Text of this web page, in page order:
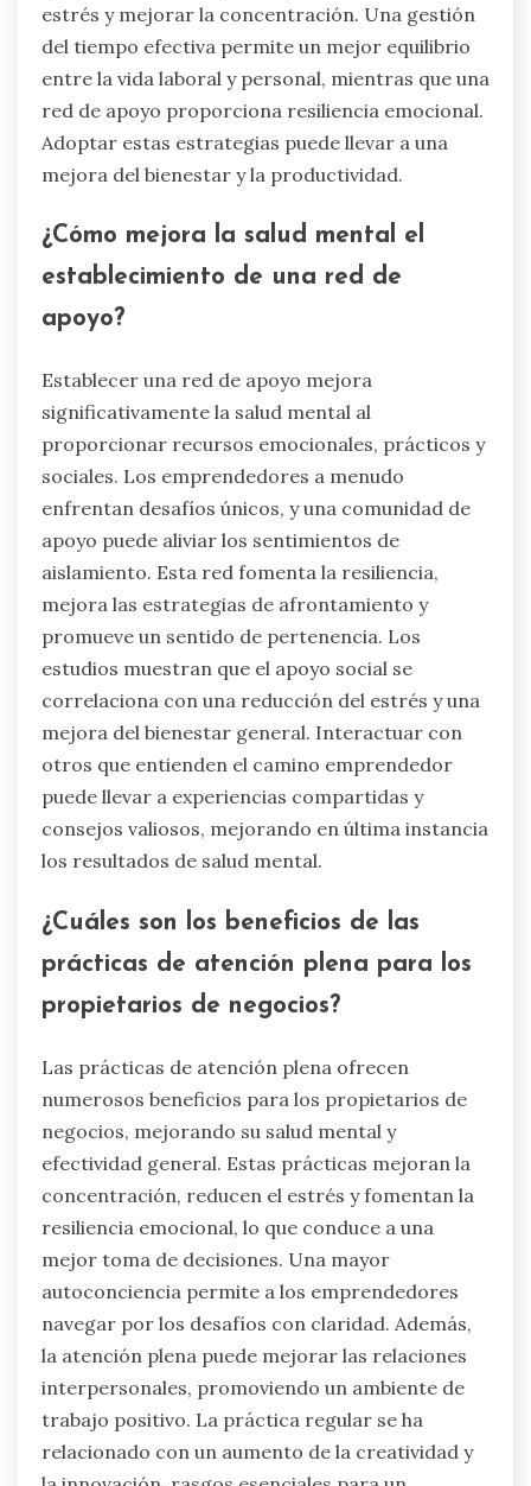
estrés y mejorar la concentración. Una gestión
del tiempo efectiva permite un mejor equilibrio
entre la vida laboral y personal, mientras que una
red de apoyo proporciona resiliencia emocional.
Adoptar estas estrategias puede llevar a una
mejora del bienestar y la productividad.
¿Cómo mejora la salud mental el
establecimiento de una red de
apoyo?
Establecer una red de apoyo mejora
significativamente la salud mental al
proporcionar recursos emocionales, prácticos y
sociales. Los emprendedores a menudo
enfrentan desafíos únicos, y una comunidad de
apoyo puede aliviar los sentimientos de
aislamiento. Esta red fomenta la resiliencia,
mejora las estrategias de afrontamiento y
promueve un sentido de pertenencia. Los
estudios muestran que el apoyo social se
correlaciona con una reducción del estrés y una
mejora del bienestar general. Interactuar con
otros que entienden el camino emprendedor
puede llevar a experiencias compartidas y
consejos valiosos, mejorando en última instancia
los resultados de salud mental.
¿Cuáles son los beneficios de las
prácticas de atención plena para los
propietarios de negocios?
Las prácticas de atención plena ofrecen
numerosos beneficios para los propietarios de
negocios, mejorando su salud mental y
efectividad general. Estas prácticas mejoran la
concentración, reducen el estrés y fomentan la
resiliencia emocional, lo que conduce a una
mejor toma de decisiones. Una mayor
autoconciencia permite a los emprendedores
navegar por los desafíos con claridad. Además,
la atención plena puede mejorar las relaciones
interpersonales, promoviendo un ambiente de
trabajo positivo. La práctica regular se ha
relacionado con un aumento de la creatividad y